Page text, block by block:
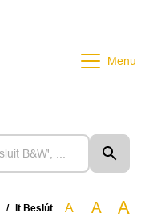
Menu
It Beslút A A A